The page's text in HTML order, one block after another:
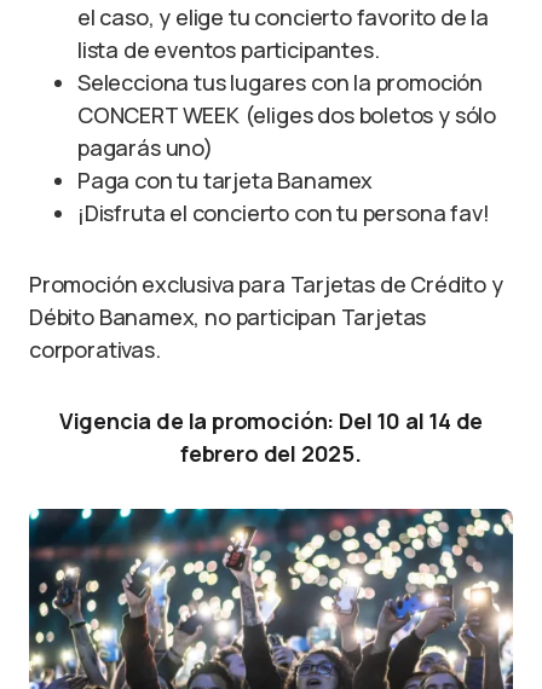
el caso, y elige tu concierto favorito de la
lista de eventos participantes.
Selecciona tus lugares con la promoción
CONCERT WEEK (eliges dos boletos y sólo
pagarás uno)
Paga con tu tarjeta Banamex
¡Disfruta el concierto con tu persona fav!
Promoción exclusiva para Tarjetas de Crédito y
Débito Banamex, no participan Tarjetas
corporativas.
Vigencia de la promoción: Del 10 al 14 de
febrero del 2025.